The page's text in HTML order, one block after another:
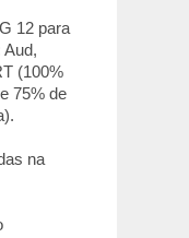
12 para
(100%
75% de
na